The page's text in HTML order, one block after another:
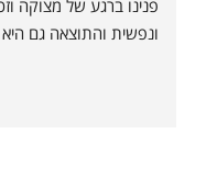
ונפשית והתוצאה גם